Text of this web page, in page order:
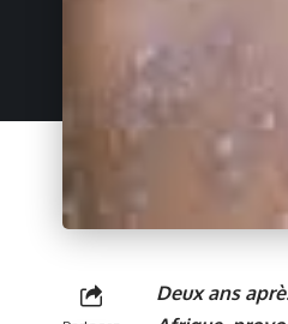
Deux ans